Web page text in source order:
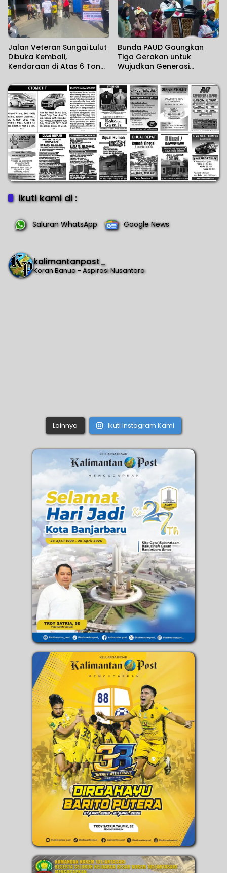
Jalan Veteran Sungai Lulut
Dibuka Kembali,
Kendaraan di Atas 6 Ton
Bunda PAUD Gaungkan
Tiga Gerakan untuk
Wujudkan Generasi
ikuti kami di :
Saluran WhatsApp Google News
kalimantanpost_
Koran Banua - Aspirasi Nusantara
Lainnya Ikuti Instagram Kami